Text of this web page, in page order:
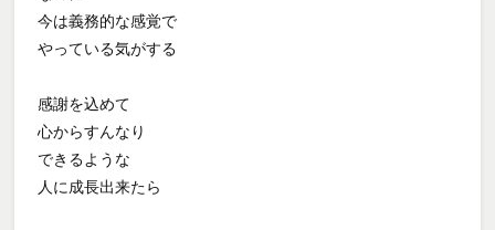
今は義務的な感覚で
やっている気がする
感謝を込めて
心からすんなり
できるような
人に成長出来たら